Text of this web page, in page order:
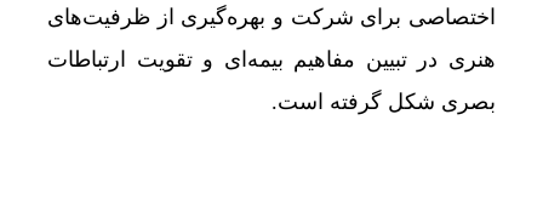
اختصاصی برای شرکت و بهره‌گیری از ظرفیت‌های
هنری در تبیین مفاهیم بیمه‌ای و تقویت ارتباطات
بصری شکل گرفته است.